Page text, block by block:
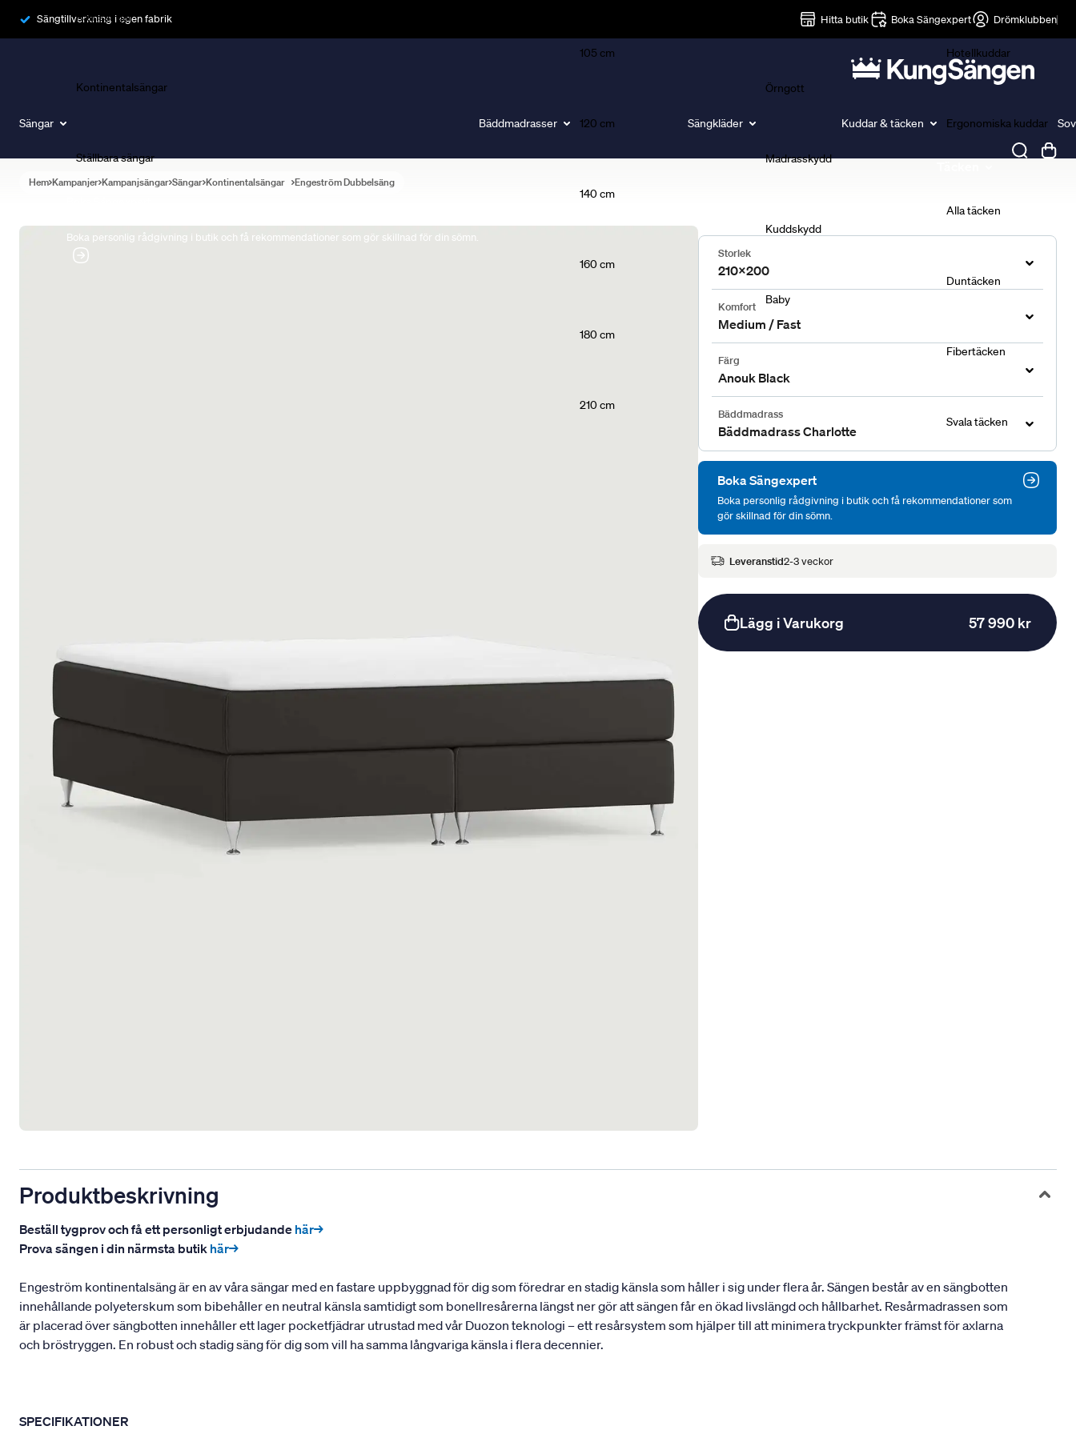
Sängtillverkning i egen fabrik Hitta butik Boka Sängexpert Drömklubben
Sängar
Ramsängar
Kontinentalsängar
Ställbara sängar
Boka personlig rådgivning i butik och få rekommendationer som gör skillnad för din sömn.
Bäddmadrasser
105 cm
120 cm
140 cm
160 cm
180 cm
210 cm
Sängkläder
Örngott
Madrasskydd
Kuddskydd
Baby
Kuddar & täcken
Hotellkuddar
Ergonomiska kuddar
Alla täcken
Duntäcken
Fibertäcken
Svala täcken
Hem Kampanjer Kampanjsängar Sängar Kontinentalsängar Engeström Dubbelsäng
Storlek
210x200
Komfort
Medium / Fast
Färg
Anouk Black
Bäddmadrass
Bäddmadrass Charlotte
Boka Sängexpert
Boka personlig rådgivning i butik och få rekommendationer som
gör skillnad för din sömn.
Leveranstid2-3 veckor
Lägg i Varukorg 57 990 kr
Produktbeskrivning
Beställ tygprov och få ett personligt erbjudande här→
Prova sängen i din närmsta butik här→
Engeström kontinentalsäng är en av våra sängar med en fastare uppbyggnad för dig som föredrar en stadig känsla som håller i sig under flera år. Sängen består av en sängbotten
innehållande polyeterskum som bibehåller en neutral känsla samtidigt som bonellresårerna längst ner gör att sängen får en ökad livslängd och hållbarhet. Resårmadrassen som
är placerad över sängbotten innehåller ett lager pocketfjädrar utrustad med vår Duozon teknologi – ett resårsystem som hjälper till att minimera tryckpunkter främst för axlarna
och bröstryggen. En robust och stadig säng för dig som vill ha samma långvariga känsla i flera decennier.
SPECIFIKATIONER